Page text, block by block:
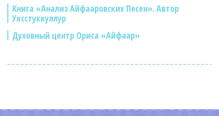
Книга «Анализ Айфааровских Песен». Автор
Уксстуккуллур
Духовный центр Ориса «Айфаар»